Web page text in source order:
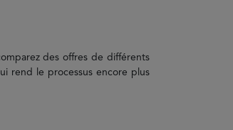
des offres de différents
rend le processus encore plus